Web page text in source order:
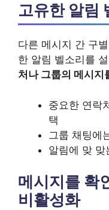
고유한 알림
다른 메시지 간 구
한 알림 벨소리를
처나 그룹의 메시지
중요한 연락
택
그룹 채팅에
알림에 맞 맞
메시지를 확
비활성화